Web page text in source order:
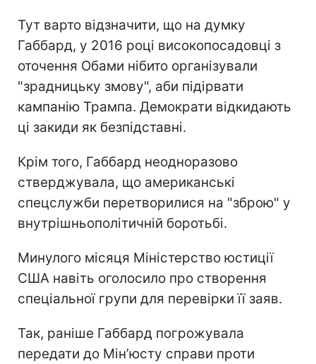
Тут варто відзначити, що на думку
Габбард, у 2016 році високопосадовці з
оточення Обами нібито організували
"зрадницьку змову", аби підірвати
кампанію Трампа. Демократи відкидають
ці закиди як безпідставні.
Крім того, Габбард неодноразово
стверджувала, що американські
спецслужби перетворилися на "зброю" у
внутрішньополітичній боротьбі.
Минулого місяця Міністерство юстиції
США навіть оголосило про створення
спеціальної групи для перевірки її заяв.
Так, раніше Габбард погрожувала
передати до Мін’юсту справи проти